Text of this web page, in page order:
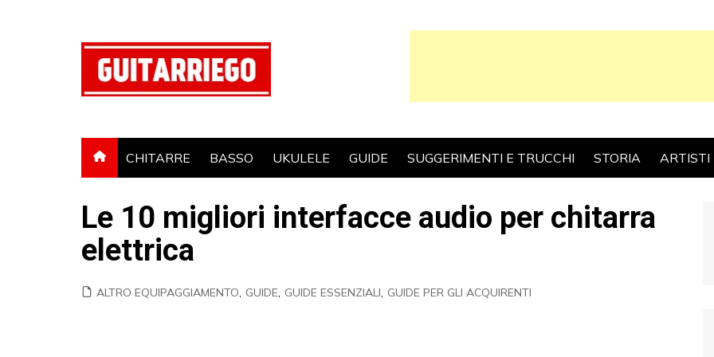
CHITARRE BASSO UKULELE GUIDE SUGGERIMENTI E TRUCCHI STORIA ARTISTI
Le 10 migliori interfacce audio per chitarra
elettrica
ALTRO EQUIPAGGIAMENTO, GUIDE, GUIDE ESSENZIALI, GUIDE PER GLI ACQUIRENTI